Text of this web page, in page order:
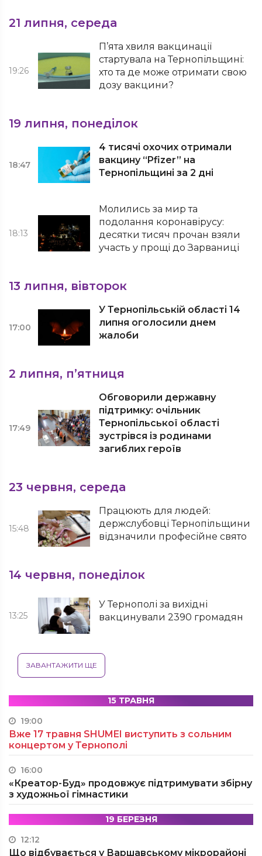
21 липня, середа
19:26
П’ята хвиля вакцинації
стартувала на Тернопільщині:
хто та де може отримати свою
дозу вакцини?
19 липня, понеділок
18:47
4 тисячі охочих отримали
вакцину “Pfizer” на
Тернопільщині за 2 дні
18:13
Молились за мир та
подолання коронавірусу:
десятки тисяч прочан взяли
участь у прощі до Зарваниці
13 липня, вівторок
17:00
У Тернопільській області 14
липня оголосили днем
жалоби
2 липня, п’ятниця
17:49
Обговорили державну
підтримку: очільник
Тернопільської області
зустрівся із родинами
загиблих героїв
23 червня, середа
15:48
Працюють для людей:
держслубовці Тернопільщини
відзначили професійне свято
14 червня, понеділок
13:25
У Тернополі за вихідні
вакцинували 2390 громадян
ЗАВАНТАЖИТИ ЩЕ
15 ТРАВНЯ
19:00
Вже 17 травня SHUMEI виступить з сольним
концертом у Тернополі
16:00
«Креатор-Буд» продовжує підтримувати збірну
з художньої гімнастики
19 БЕРЕЗНЯ
12:12
Що відбувається у Варшавському мікрорайоні